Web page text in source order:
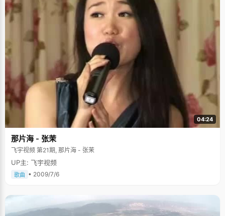
04:24
那片海 - 张茉
飞宇视频 第21期, 那片海 - 张茉
UP主: 飞宇视频
歌曲 • 2009/7/6